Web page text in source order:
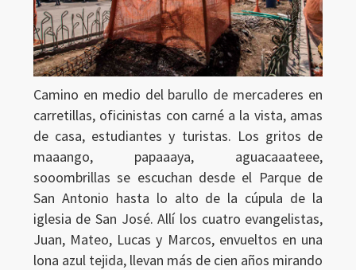
Camino en medio del barullo de mercaderes en
carretillas, oficinistas con carné a la vista, amas
de casa, estudiantes y turistas. Los gritos de
maaango, papaaaya, aguacaaateee,
sooombrillas se escuchan desde el Parque de
San Antonio hasta lo alto de la cúpula de la
iglesia de San José. Allí los cuatro evangelistas,
Juan, Mateo, Lucas y Marcos, envueltos en una
lona azul tejida, llevan más de cien años mirando